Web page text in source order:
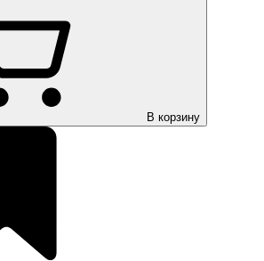
В корзину